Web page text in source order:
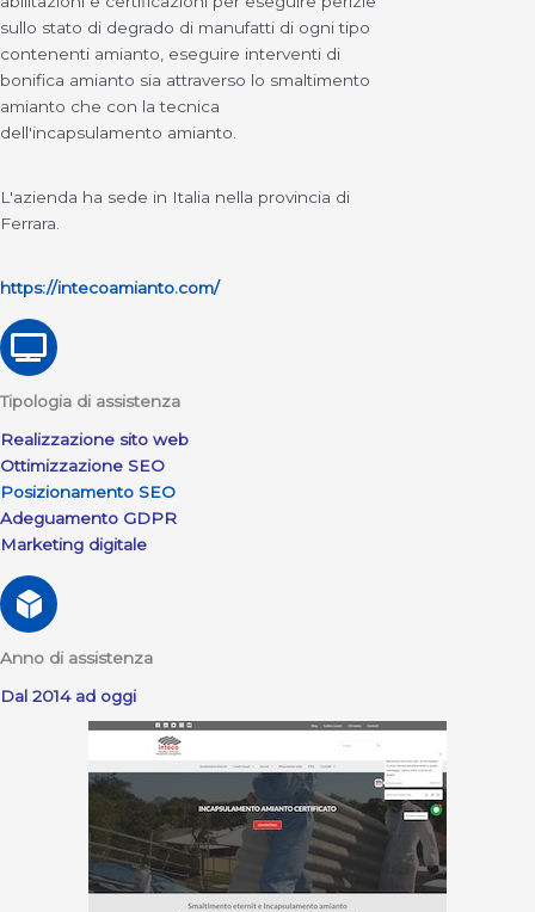
sullo stato di degrado di manufatti di ogni tipo
contenenti amianto, eseguire interventi di
bonifica amianto sia attraverso lo smaltimento
amianto che con la tecnica
dell'incapsulamento amianto.
L'azienda ha sede in Italia nella provincia di
Ferrara.
https://intecoamianto.com/
Tipologia di assistenza
Realizzazione sito web
Ottimizzazione SEO
Posizionamento SEO
Adeguamento GDPR
Marketing digitale
Anno di assistenza
Dal 2014 ad oggi